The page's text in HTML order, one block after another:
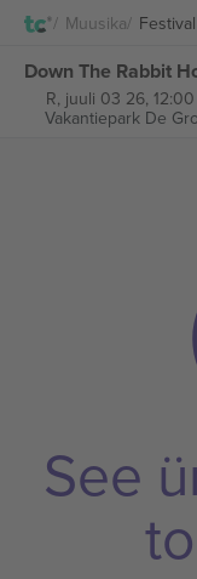
Muusika Festival
Down The Rabbit
R, juuli 03 26, 12:00
Vakantiepark De
See